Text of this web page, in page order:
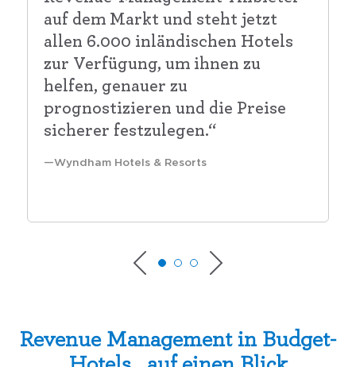
auf dem Markt und steht jetzt
allen 6.000 inländischen Hotels
zur Verfügung, um ihnen zu
helfen, genauer zu
prognostizieren und die Preise
sicherer festzulegen.“
Wyndham Hotels & Resorts
Revenue Management in Budget-